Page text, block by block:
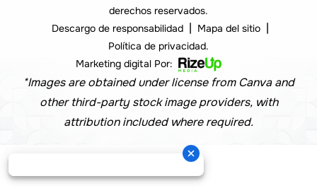
derechos reservados.
Descargo de responsabilidad | Mapa del sitio |
Política de privacidad.
Marketing digital Por:
*Images are obtained under license from Canva and
other third-party stock image providers, with
attribution included where required.